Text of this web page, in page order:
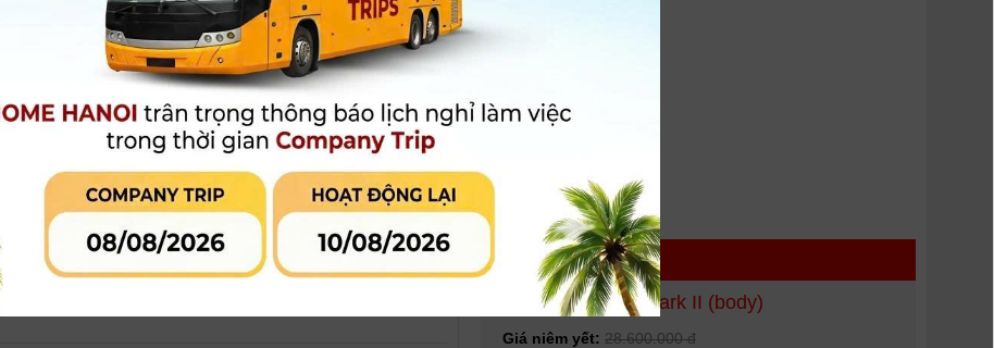
Giá niêm yết: 28.600.000 đ
Giá khuyến mại: Liên hệ
Ưu đãi và khuyến mãi đặc quyền:
Túi đựng máy + Thẻ 16Gb
phẩm đang khuyến mại Đánh giá sản phẩm
Canon EOS 7D Mark II (body)
Giá niêm yết: 28.600.000 đ